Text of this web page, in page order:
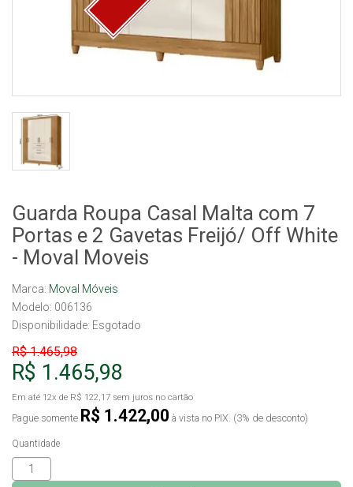
Guarda Roupa Casal Malta com 7
Portas e 2 Gavetas Freijó/ Off White
- Moval Moveis
Marca: Moval Móveis
Modelo: 006136
Disponibilidade: Esgotado
R$ 1.465,98
R$ 1.465,98
Em até 12x de R$ 122,17 sem juros no cartão
Pague somente R$ 1.422,00 à vista no PIX. (3% de desconto)
Quantidade